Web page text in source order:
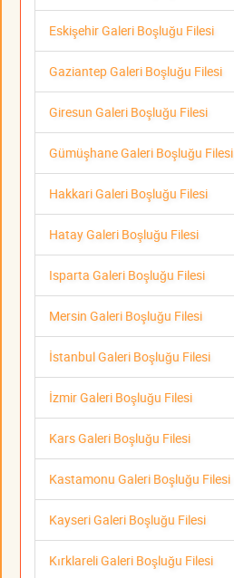
Eskişehir Galeri Boşluğu Filesi
Gaziantep Galeri Boşluğu Filesi
Giresun Galeri Boşluğu Filesi
Gümüşhane Galeri Boşluğu Filesi
Hakkari Galeri Boşluğu Filesi
Hatay Galeri Boşluğu Filesi
Isparta Galeri Boşluğu Filesi
Mersin Galeri Boşluğu Filesi
İstanbul Galeri Boşluğu Filesi
İzmir Galeri Boşluğu Filesi
Kars Galeri Boşluğu Filesi
Kastamonu Galeri Boşluğu Filesi
Kayseri Galeri Boşluğu Filesi
Kırklareli Galeri Boşluğu Filesi